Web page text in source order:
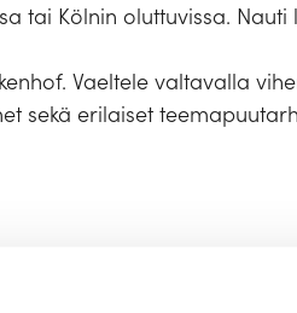
tai Kölnin oluttuvissa. Nauti
Vaeltele valtavalla
sekä erilaiset